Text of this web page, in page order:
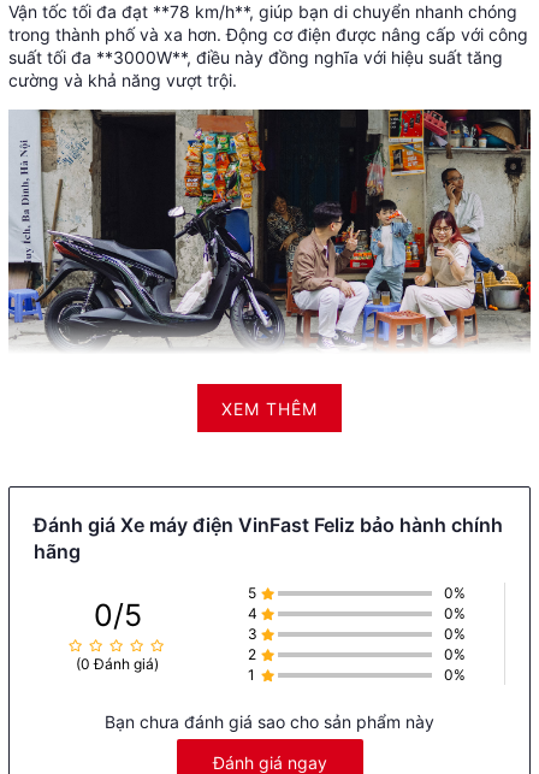
Vận tốc tối đa đạt **78 km/h**, giúp bạn di chuyển nhanh chóng
trong thành phố và xa hơn. Động cơ điện được nâng cấp với công
suất tối đa **3000W**, điều này đồng nghĩa với hiệu suất tăng
cường và khả năng vượt trội.
Quãng đường di chuyển đỉnh cao:
VinFast Feliz Skhông chỉ mạnh mẽ mà còn rất tiết kiệm năng
việc nạp lại pin.
XEM THÊM
Đánh giá Xe máy điện VinFast Feliz bảo hành chính
hãng
0/5
(0 Đánh giá)
5
0%
4
0%
3
0%
2
0%
1
0%
Bạn chưa đánh giá sao cho sản phẩm này
Đánh giá ngay